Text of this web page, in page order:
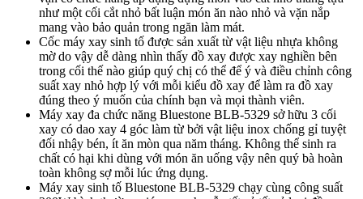
như một cối cắt nhỏ bất luận món ăn nào nhỏ và vặn nắp
mang vào bảo quản trong ngăn làm mát.
Cốc máy xay sinh tố được sản xuất từ vật liệu nhựa không
mờ do vậy dễ dàng nhìn thấy đồ xay được xay nghiền bên
trong cối thế nào giúp quý chị có thể để ý và điều chỉnh công
suất xay nhỏ hợp lý với mỗi kiểu đồ xay để làm ra đồ xay
đúng theo ý muốn của chính bạn và mọi thành viên.
Máy xay đa chức năng Bluestone BLB-5329 sở hữu 3 cối
xay có dao xay 4 góc làm từ bởi vật liệu inox chống gỉ tuyệt
đối nhậy bén, ít ăn mòn qua năm tháng. Không thể sinh ra
chất có hại khi dùng với món ăn uống vậy nên quý bà hoàn
toàn không sợ mỗi lúc ứng dụng.
Máy xay sinh tố Bluestone BLB-5329 chạy cùng công suất